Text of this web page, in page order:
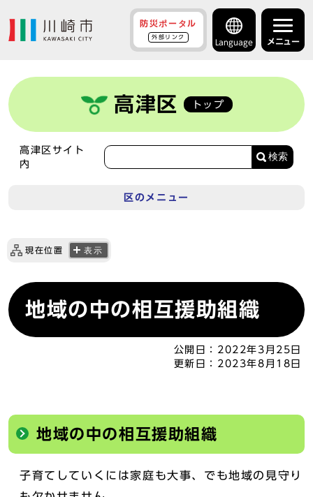
防災ポータル
外部リンク
Language メニュー
高津区 トップ
高津区サイト
内
検索
区のメニュー
現在位置 表示
地域の中の相互援助組織
公開日： 2022年3月25日
更新日： 2023年8月18日
地域の中の相互援助組織
子育てしていくには家庭も大事、でも地域の見守り